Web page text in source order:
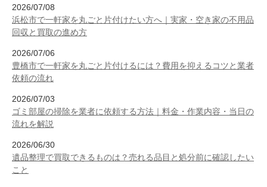
2026/07/08
浜松市で一軒家を丸ごと片付けたい方へ｜実家・空き家の不用品
回収と買取の進め方
2026/07/06
豊橋市で一軒家を丸ごと片付けるには？費用を抑えるコツと業者
依頼の流れ
2026/07/03
ゴミ部屋の掃除を業者に依頼する方法｜料金・作業内容・当日の
流れを解説
2026/06/30
遺品整理で買取できるものは？売れる品目と処分前に確認したい
こと